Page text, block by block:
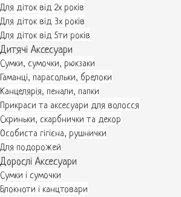
Для діток від 2х років
Для діток від 3х років
Для діток від 5ти років
Дитячі Аксесуари
Сумки, сумочки, рюкзаки
Гаманці, парасольки, брелоки
Канцелярія, пенали, папки
Прикраси та аксесуари для волосся
Скриньки, скарбнички та декор
Особиста гігієна, рушнички
Для подорожей
Дорослі Аксесуари
Сумки і сумочки
Блокноти і канцтовари